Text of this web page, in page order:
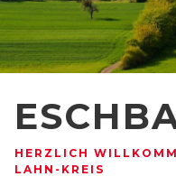
HERZLICH
LAHN-KREIS